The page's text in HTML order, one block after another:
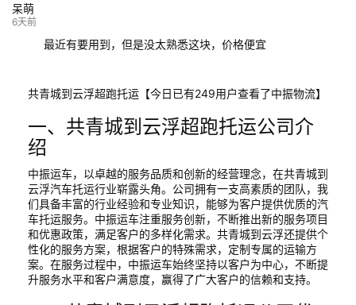
呆萌
6天前
最近有要用到，但是没太熟悉这块，价格便宜
共青城到云浮超跑托运【今日已有249用户查看了中振物流】
一、共青城到云浮超跑托运公司介
绍
中振运车，以卓越的服务品质和创新的经营理念，在共青城到
云浮汽车托运行业崭露头角。公司拥有一支高素质的团队，我
们具备丰富的行业经验和专业知识，能够为客户提供优质的汽
车托运服务。中振运车注重服务创新，不断推出新的服务项目
和优惠政策，满足客户的多样化需求。共青城到云浮还提供个
性化的服务方案，根据客户的特殊需求，定制专属的运输方
案。在服务过程中，中振运车始终坚持以客户为中心，不断提
升服务水平和客户满意度，赢得了广大客户的信赖和支持。